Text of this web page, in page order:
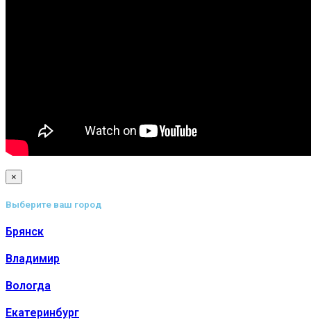
×
Выберите ваш город
Брянск
Владимир
Вологда
Екатеринбург